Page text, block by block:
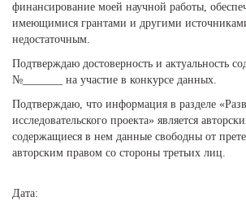
финансирование моей научной работы,
имеющимися грантами и другими
недостаточным.
Подтверждаю достоверность и актуальность
№_______ на участие в конкурсе данных.
Подтверждаю, что информация в разделе
исследовательского проекта» является
содержащиеся в нем данные свободны от
авторским правом со стороны третьих лиц.
Дата: